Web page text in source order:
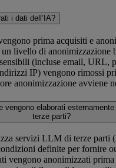
i dati dell’IA?
prima acquisiti e
livello di anonimizzazione
(incluse email, URL,
IP) vengono rimossi
anonimizzazione avviene
vengono elaborati
terze parti?
servizi LLM di terze parti
definite per fornire
vengono anonimizzati